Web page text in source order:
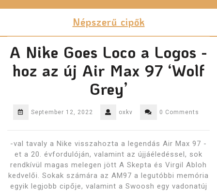
Népszerű cipők
A Nike Goes Loco a Logos -
hoz az új Air Max 97 ‘Wolf
Grey’
September 12, 2022 oxkv 0 Comments
-val tavaly a Nike visszahozta a legendás Air Max 97 -
et a 20. évfordulóján, valamint az újjáéledéssel, sok
rendkívül magas melegen jött A Skepta és Virgil Abloh
kedvelői. Sokak számára az AM97 a legutóbbi memória
egyik legjobb cipője, valamint a Swoosh egy vadonatúj